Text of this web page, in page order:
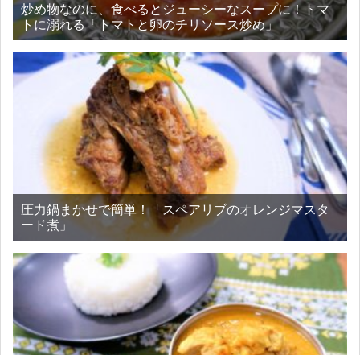
炒め物なのに、食べるとジューシーなスープに！トマ
トに溺れる「トマトと卵のチリソース炒め」
圧力鍋まかせで簡単！「スペアリブのオレンジマスタ
ード煮」